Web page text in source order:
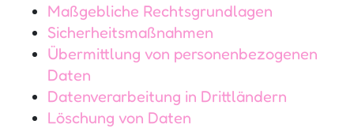
Maßgebliche Rechtsgrundlagen
Sicherheitsmaßnahmen
Übermittlung von personenbezogenen
Daten
Datenverarbeitung in Drittländern
Löschung von Daten